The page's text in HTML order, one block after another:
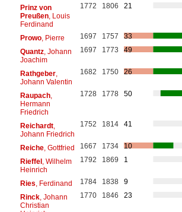
Prinz von
Preußen, Louis
Ferdinand
1772 1806 21
Prowo, Pierre 1697 1757
33
Quantz, Johann
Joachim
1697 1773 49
Rathgeber,
Johann Valentin
1682 1750 26
Raupach,
Hermann
Friedrich
1728 1778 50
Reichardt,
Johann Friedrich
1752 1814 41
Reiche, Gottfried 1667 1734
10
Rieffel, Wilhelm
Heinrich
1792 1869 1
Ries , Ferdinand 1784 1838
9
Rinck, Johann
Christian
1770 1846 23